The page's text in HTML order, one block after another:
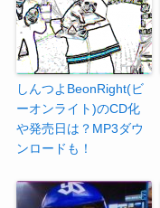
しんつよBeonRight(ビ
ーオンライト)のCD化
や発売日は？MP3ダウ
ンロードも！